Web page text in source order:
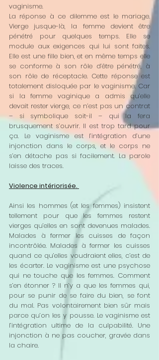
vaginisme.
La réponse à ce dilemme est le mariage.
Vierge jusque-là, la femme devient être
pénétré pour quelques temps. Elle se
module aux exigences qui lui sont faites.
Elle est une fille bien, et en même temps elle
se conforme à son rôle d’être pénétré, à
son rôle de réceptacle. Cette réponse est
totalement disloquée par le vaginisme. Car
si la femme vaginique a admis qu’elle
devait rester vierge, ce n’est pas un contrat
– si symbolique soit-il – qui la fera
brusquement s’ouvrir. Il est trop tard pour
ça. Le vaginisme est l’intégration d’une
injonction dans le corps, et le corps ne
s’en détache pas si facilement. La parole
laisse des traces.
Violence intériorisée.
Ainsi les hommes (et les femmes) insistent
tellement pour que les femmes restent
vierges qu’elles en sont devenues malades.
Malades à fermer les cuisses de façon
incontrôlée. Malades à fermer les cuisses
quand ce qu’elles voudraient elles, c’est de
les écarter. Le vaginisme est une psychose
qui ne touche que les femmes. Comment
s’en étonner ? Il n’y a que les femmes qui,
pour se punir de se faire du bien, se font
du mal. Pas volontairement bien sûr mais
parce qu’on les y pousse. Le vaginisme est
l’intégration ultime de la culpabilité. Une
injonction à ne pas coucher, gravée dans
la chaire.